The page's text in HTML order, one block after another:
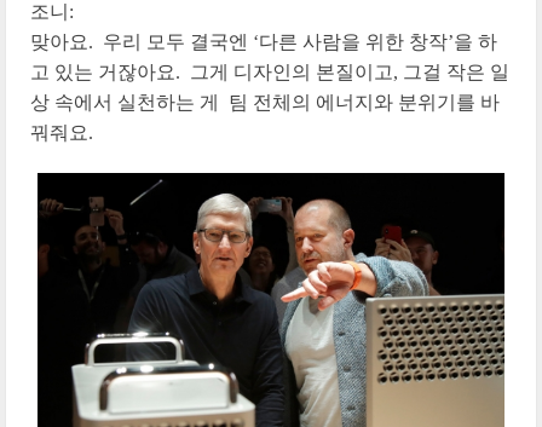
조니:
맞아요. 우리 모두 결국엔 ‘다른 사람을 위한 창작’을 하
고 있는 거잖아요. 그게 디자인의 본질이고, 그걸 작은 일
상 속에서 실천하는 게 팀 전체의 에너지와 분위기를 바
꿔줘요.